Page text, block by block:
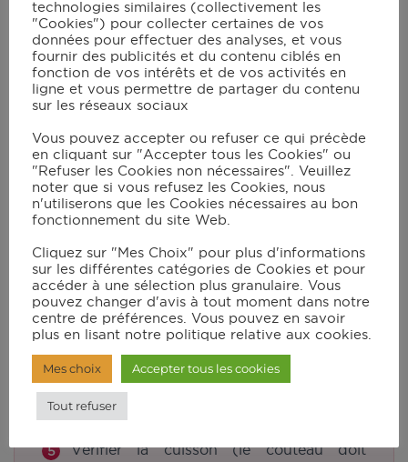
sel
muscade
dés de jambons (facultatif)
Verser dans le plat à gratin tous les
ingrédients, et mélanger à l'aide d'une
spatule (bois ou silicone) ;
Les pâtes doivent être totalement
recouvertes, rajouter du lait si besoin ;
Recouvrir le plat de fromage râpé ;
Placer le plat de cuisson sur le grill et
lancer le mode "Manuel" à 230°C.
Compter 30 à 40 minutes à partir de la
fin du préchauffage ;
Vérifier la cuisson (le couteau doit
technologies similaires (collectivement les
"Cookies") pour collecter certaines de vos
données pour effectuer des analyses, et vous
fournir des publicités et du contenu ciblés en
fonction de vos intérêts et de vos activités en
ligne et vous permettre de partager du contenu
sur les réseaux sociaux
Vous pouvez accepter ou refuser ce qui précède
en cliquant sur "Accepter tous les Cookies" ou
"Refuser les Cookies non nécessaires". Veuillez
noter que si vous refusez les Cookies, nous
n'utiliserons que les Cookies nécessaires au bon
fonctionnement du site Web.
Cliquez sur "Mes Choix" pour plus d'informations
sur les différentes catégories de Cookies et pour
accéder à une sélection plus granulaire. Vous
pouvez changer d'avis à tout moment dans notre
centre de préférences. Vous pouvez en savoir
plus en lisant notre politique relative aux cookies.
Mes choix Accepter tous les cookies
Tout refuser